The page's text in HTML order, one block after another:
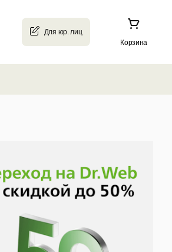
Корзина